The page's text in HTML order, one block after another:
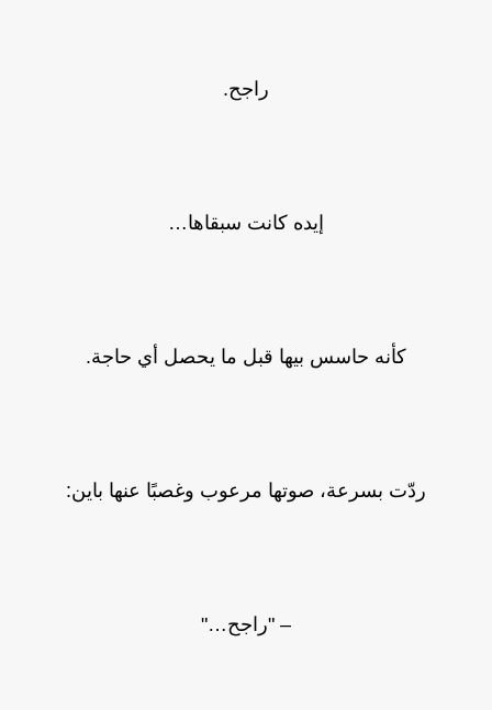
راجح.
إيده كانت سبقاها…
كأنه حاسس بيها قبل ما يحصل أي حاجة.
ردّت بسرعة، صوتها مرعوب وغصبًا عنها باين:
– "راجح…"